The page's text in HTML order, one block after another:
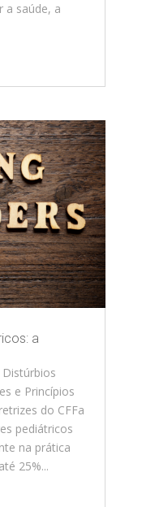
a saúde, a
a
e Princípios
do CFFa
pediátricos
na prática
25%...